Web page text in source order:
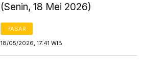
(Senin, 18 Mei 2026)
PASAR
18/05/2026, 17:41 WIB